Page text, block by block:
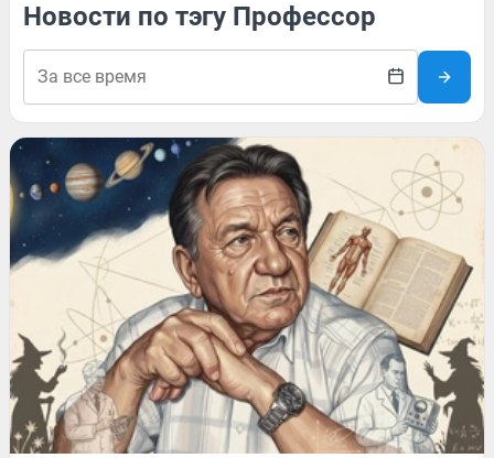
Новости по тэгу Профессор